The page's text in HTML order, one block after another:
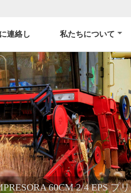
連絡し 私たちについて
60CM 2/4 EPS プ